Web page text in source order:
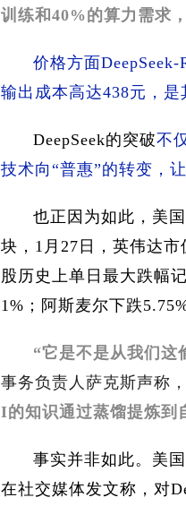
训练和40%的算力需求
价格方面
输出成本高达438元，是
DeepSeek的突破不
技术向“普惠”的转变，
也正因为如此，美
块，1月27日，英伟达
股历史上单日最大跌幅
1%；阿斯麦尔下跌5.75%
“它是不是从我们这
事务负责人萨克斯声称，
I的知识通过蒸馏提炼到
事实并非如此。美
在社交媒体发文称，对